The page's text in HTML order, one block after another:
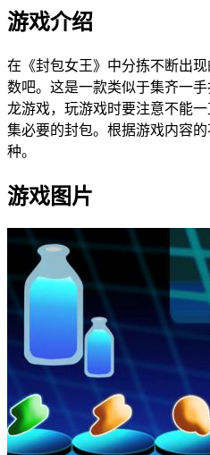
游戏介绍
在《封包女王》中分拣不断出
数吧。这是一款类似于集齐一
龙游戏，玩游戏时要注意不能
集必要的封包。根据游戏内容
种。
游戏图片